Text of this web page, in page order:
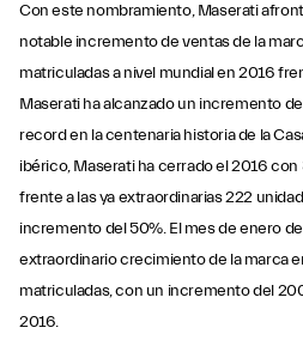
Con este nombramiento, Maserati
notable incremento de ventas de la
matriculadas a nivel mundial en 2016
Maserati ha alcanzado un incremento
record en la centenaria historia de la
ibérico, Maserati ha cerrado el 2016
frente a las ya extraordinarias 222
incremento del 50%. El mes de enero
extraordinario crecimiento de la marca
matriculadas, con un incremento del
2016.